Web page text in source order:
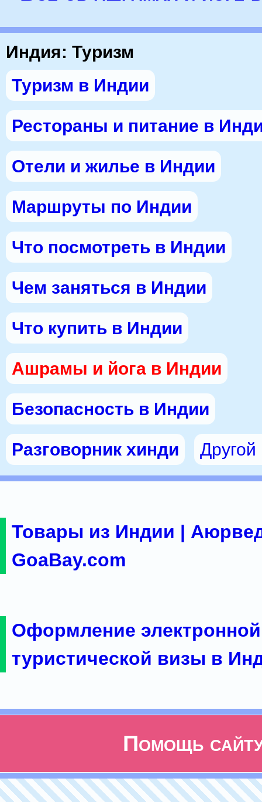
Индия: Туризм
Туризм в Индии
Рестораны и питание в
Отели и жилье в Индии
Маршруты по Индии
Что посмотреть в Индии
Чем заняться в Индии
Что купить в Индии
Ашрамы и йога в Индии
Безопасность в Индии
Разговорник хинди Другой
Товары из Индии |
GoaBay.com
Оформление электронной
туристической визы в
Помощь